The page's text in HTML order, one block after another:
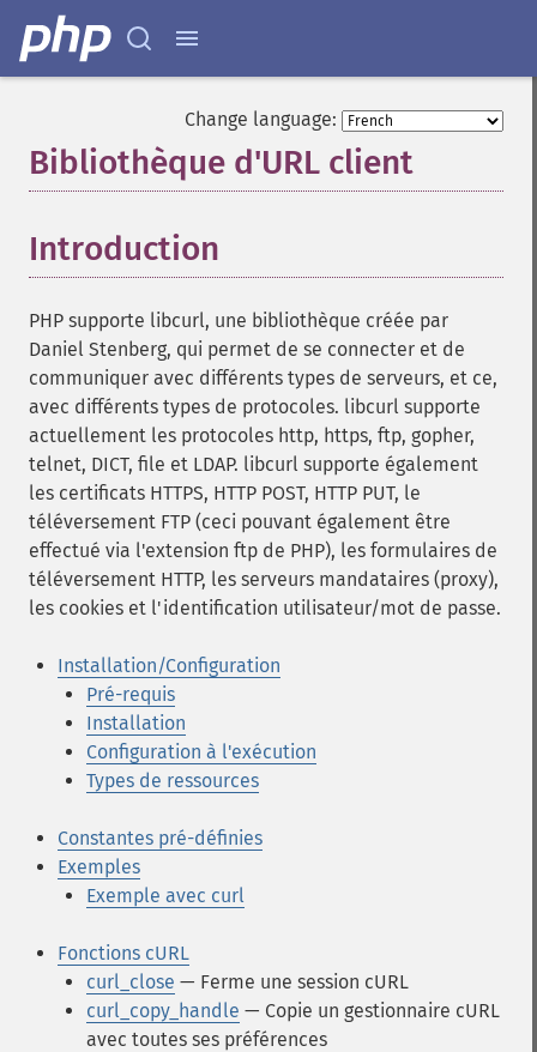
Change language:
Bibliothèque d'URL client
Introduction
PHP supporte libcurl, une bibliothèque créée par
Daniel Stenberg, qui permet de se connecter et de
communiquer avec différents types de serveurs, et ce,
avec différents types de protocoles. libcurl supporte
actuellement les protocoles http, https, ftp, gopher,
telnet, DICT, file et LDAP. libcurl supporte également
les certificats HTTPS, HTTP POST, HTTP PUT, le
téléversement FTP (ceci pouvant également être
effectué via l'extension ftp de PHP), les formulaires de
téléversement HTTP, les serveurs mandataires (proxy),
les cookies et l'identification utilisateur/mot de passe.
Installation/Configuration
Pré-requis
Installation
Configuration à l'exécution
Types de ressources
Constantes pré-définies
Exemples
Exemple avec curl
Fonctions cURL
curl_close — Ferme une session cURL
curl_copy_handle — Copie un gestionnaire cURL
avec toutes ses préférences